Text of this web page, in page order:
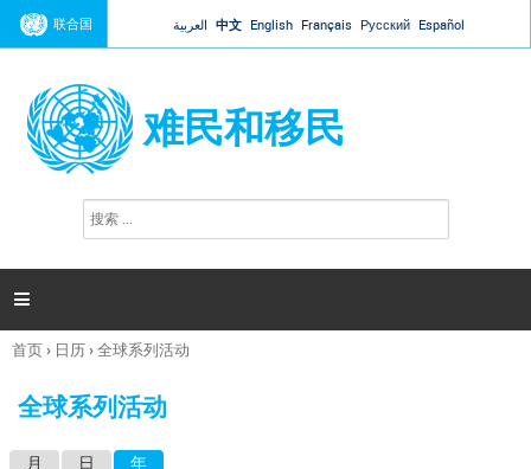
Jump to navigation
联合国 العربية 中文 English Français Русский Español
难民和移民
搜
索

你
这
首页› 日历›全球系列活动
全球系列活动
月 日 年